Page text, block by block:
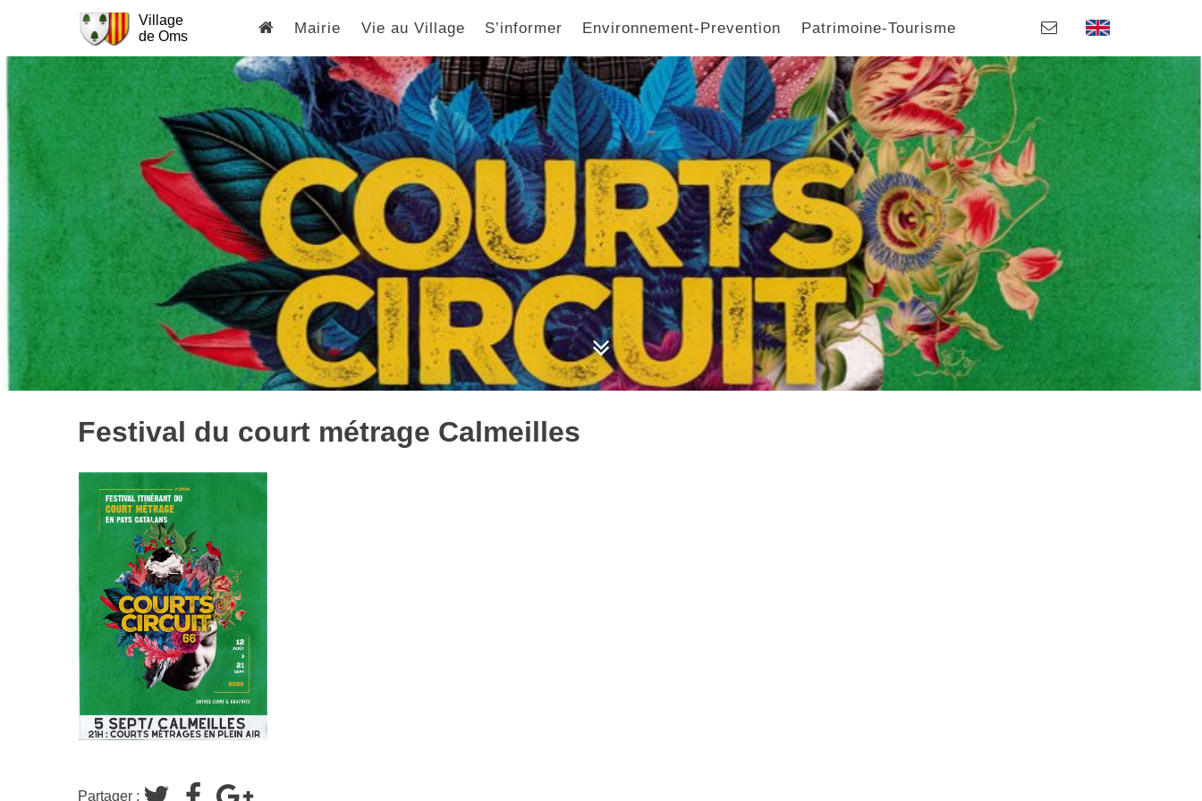
Village
de Oms
Mairie Vie au Village S’informer Environnement-Prevention Patrimoine-Tourisme
Festival du court métrage Calmeilles
Partager :